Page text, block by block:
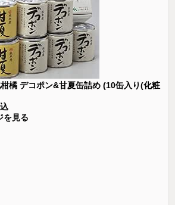
橘 デコポン&甘夏缶詰め (10缶入り(化粧
を見る